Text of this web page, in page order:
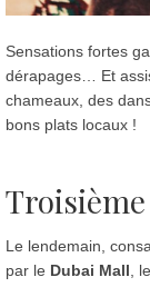
Sensations fortes
dérapages… Et
chameaux, des
bons plats locaux !
Le lendemain,
par le Dubai Mall ,